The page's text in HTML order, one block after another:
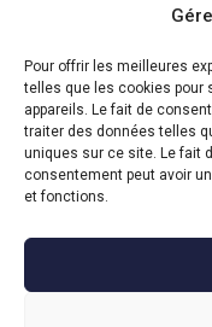
Pour offrir les meilleures
telles que les cookies pour
appareils. Le fait de
traiter des données telles
uniques sur ce site. Le fait
consentement peut avoir
et fonctions.
Bons
13